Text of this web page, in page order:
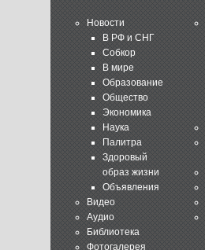
Новости
В РФ и СНГ
Собкор
В мире
Образование
Общество
Экономика
Наука
Палитра
Здоровый
образ жизни
Объявления
Видео
Аудио
Библиотека
Фотогалерея